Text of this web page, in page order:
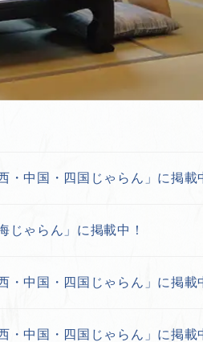
・中国・四国じゃらん」に掲載
じゃらん」に掲載中！
・中国・四国じゃらん」に掲載
・中国・四国じゃらん」に掲載